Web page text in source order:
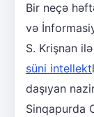
Bir neçə
və
S. Krişnan
süni intellekt
daşıyan
Sinqapurda